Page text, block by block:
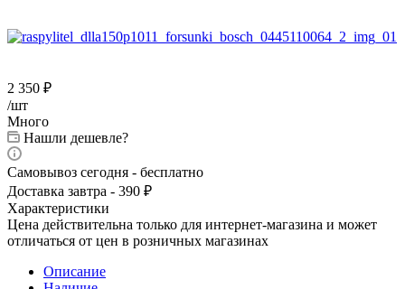
2 350 ₽
/шт
Много
Нашли дешевле?
Самовывоз сегодня - бесплатно
Доставка завтра - 390 ₽
Характеристики
Цена действительна только для интернет-магазина и может
отличаться от цен в розничных магазинах
Описание